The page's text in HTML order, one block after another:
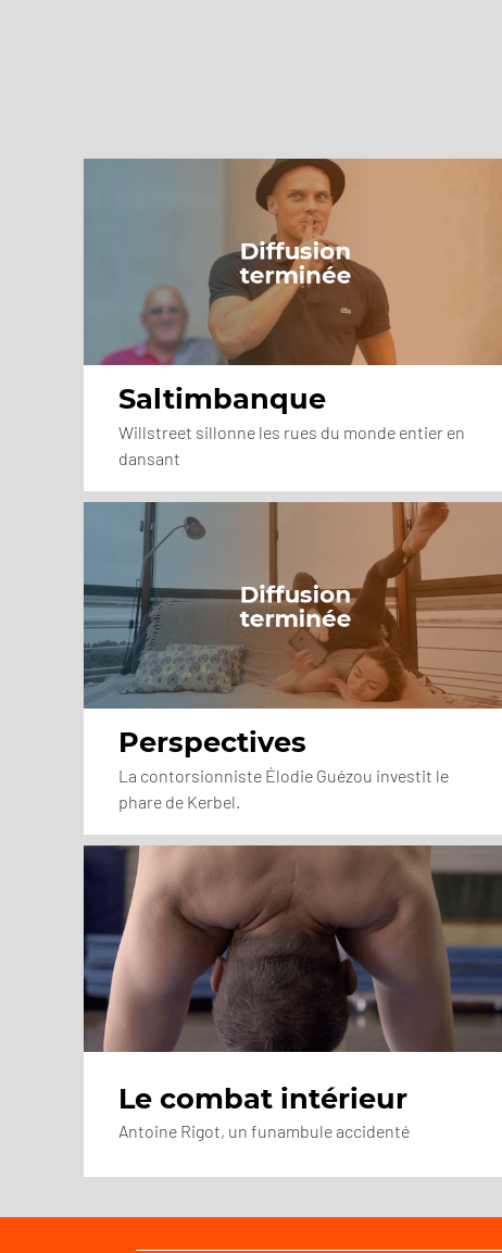
Saltimbanque
Willstreet sillonne les rues du monde entier en
dansant
Perspectives
La contorsionniste Élodie Guézou investit le
phare de Kerbel.
Le combat intérieur
Antoine Rigot, un funambule accidenté